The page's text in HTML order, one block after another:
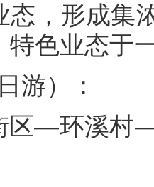
态，形成集
色业态于
游）：
区—环溪